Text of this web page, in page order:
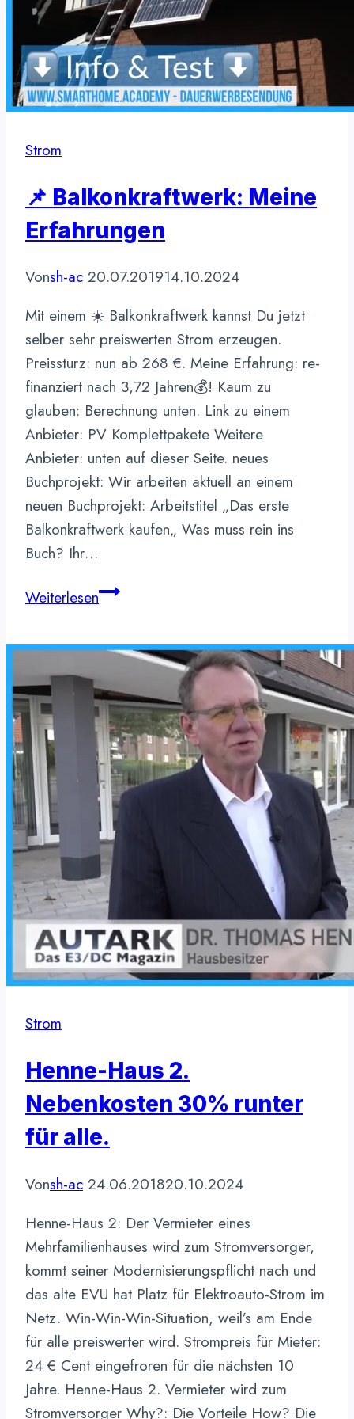
Strom
📌 Balkonkraftwerk: Meine
Erfahrungen
Vonsh-ac 20.07.201914.10.2024
Mit einem ☀️ Balkonkraftwerk kannst Du jetzt
selber sehr preiswerten Strom erzeugen.
Preissturz: nun ab 268 €. Meine Erfahrung: re-
finanziert nach 3,72 Jahren💰! Kaum zu
glauben: Berechnung unten. Link zu einem
Anbieter: PV Komplettpakete Weitere
Anbieter: unten auf dieser Seite. neues
Buchprojekt: Wir arbeiten aktuell an einem
neuen Buchprojekt: Arbeitstitel „Das erste
Balkonkraftwerk kaufen„ Was muss rein ins
Buch? Ihr…
Weiterlesen📌
Meine
Erfahrungen
Strom
Henne-Haus 2.
Nebenkosten 30% runter
für alle.
Vonsh-ac 24.06.201820.10.2024
Henne-Haus 2: Der Vermieter eines
Mehrfamilienhauses wird zum Stromversorger,
kommt seiner Modernisierungspflicht nach und
das alte EVU hat Platz für Elektroauto-Strom im
Netz. Win-Win-Win-Situation, weil’s am Ende
für alle preiswerter wird. Strompreis für Mieter:
24 € Cent eingefroren für die nächsten 10
Jahre. Henne-Haus 2. Vermieter wird zum
Stromversorger Why?: Die Vorteile How? Die